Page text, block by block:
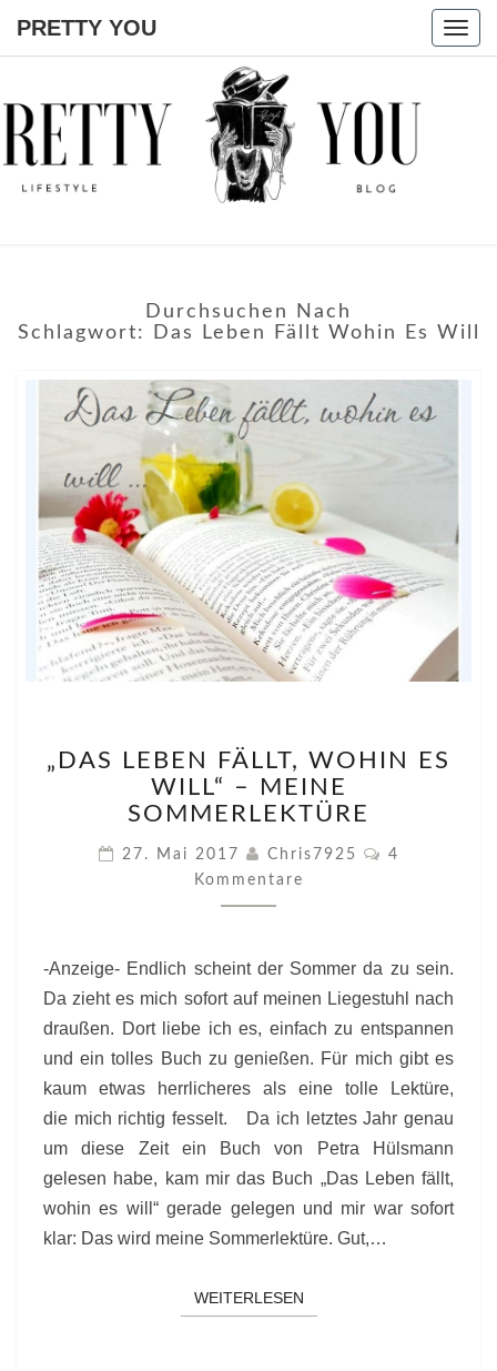
PRETTY YOU
PRETTY
Durchsuchen Nach
Schlagwort:
Das Leben Fällt Wohin Es Will
LEBEN
FÄLLT,
WOHIN
WILL“
–
MEINE
„DAS LEBEN FÄLLT, WOHIN ES
WILL“ – MEINE
SOMMERLEKTÜRE
27. Mai 2017 Chris7925 Kommentare
4
Kommentare
-Anzeige- Endlich scheint der Sommer da zu sein.
Da zieht es mich sofort auf meinen Liegestuhl nach
draußen. Dort liebe ich es, einfach zu entspannen
und ein tolles Buch zu genießen. Für mich gibt es
kaum etwas herrlicheres als eine tolle Lektüre,
die mich richtig fesselt. Da ich letztes Jahr genau
um diese Zeit ein Buch von Petra Hülsmann
gelesen habe, kam mir das Buch „Das Leben fällt,
wohin es will“ gerade gelegen und mir war sofort
klar: Das wird meine Sommerlektüre. Gut,…
WEITERLESENWEITERLESEN